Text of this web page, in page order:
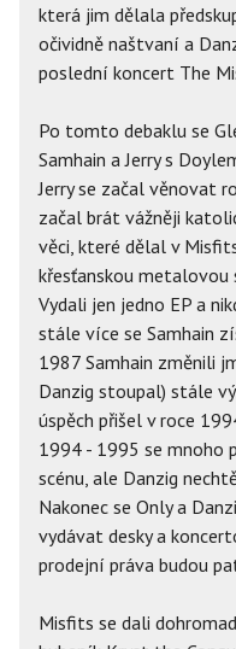
která jim dělala
očividně naštvaní a
poslední koncert The
Po tomto debaklu se
Samhain a Jerry s
Jerry se začal věnovat
začal brát vážněji
věci, které dělal v
křesťanskou metalovou
Vydali jen jedno EP a
stále více se Samhain
1987 Samhain změnili
Danzig stoupal) stále
úspěch přišel v roce
1994 - 1995 se mnoho
scénu, ale Danzig
Nakonec se Only a
vydávat desky a
prodejní práva budou
Misfits se dali